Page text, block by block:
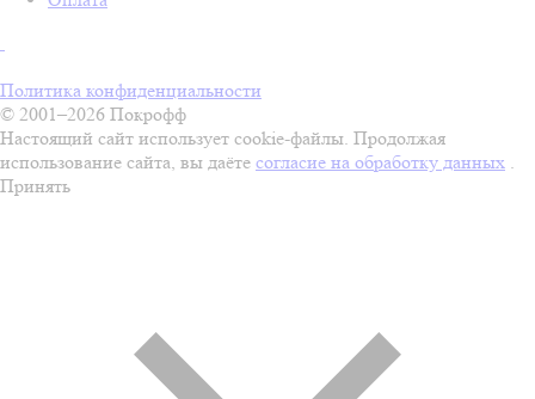
Политика конфиденциальности
© 2001–2026 Покрофф
Настоящий сайт использует cookie-файлы. Продолжая
использование сайта, вы даёте согласие на обработку данных .
Принять